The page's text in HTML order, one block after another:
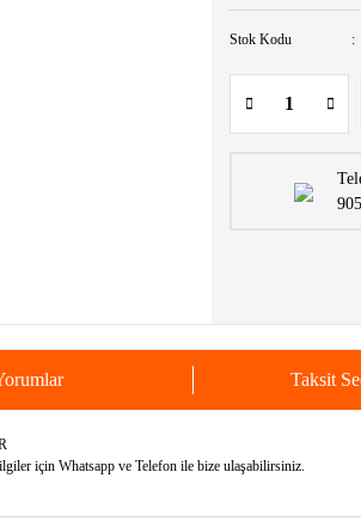
Stok Kodu
Taksit
için Whatsapp ve Telefon ile bize ulaşabilirsiniz.